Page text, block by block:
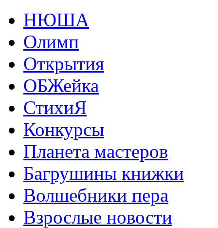
НЮША
Олимп
Открытия
ОБЖейка
СтихиЯ
Конкурсы
Планета мастеров
Багрушины книжки
Волшебники пера
Взрослые новости